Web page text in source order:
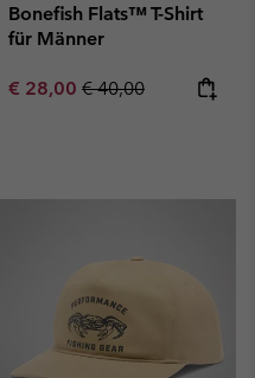
Bonefish Flats™ T-Shirt
für Männer
Sale price:
€ 28,00 Regular price:
€ 40,00